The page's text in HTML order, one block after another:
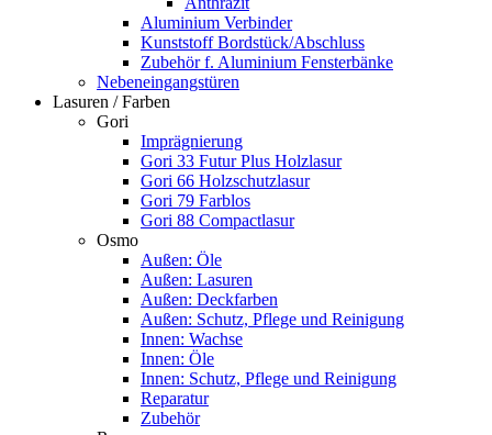
Aluminium Verbinder
Kunststoff Bordstück/Abschluss
Zubehör f. Aluminium Fensterbänke
Nebeneingangstüren
Lasuren / Farben
Gori
Imprägnierung
Gori 33 Futur Plus Holzlasur
Gori 66 Holzschutzlasur
Gori 79 Farblos
Gori 88 Compactlasur
Osmo
Außen: Öle
Außen: Lasuren
Außen: Deckfarben
Außen: Schutz, Pflege und Reinigung
Innen: Wachse
Innen: Öle
Innen: Schutz, Pflege und Reinigung
Reparatur
Zubehör